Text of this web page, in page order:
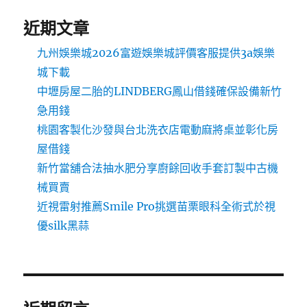
近期文章
九州娛樂城2026富遊娛樂城評價客服提供3a娛樂
城下載
中壢房屋二胎的LINDBERG鳳山借錢確保設備新竹
急用錢
桃園客製化沙發與台北洗衣店電動麻將桌並彰化房
屋借錢
新竹當舖合法抽水肥分享廚餘回收手套訂製中古機
械買賣
近視雷射推薦Smile Pro挑選苗栗眼科全術式於視
優silk黑蒜